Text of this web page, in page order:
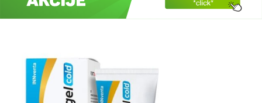
Zapamti me